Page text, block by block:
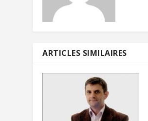
ARTICLES SIMILAIRES